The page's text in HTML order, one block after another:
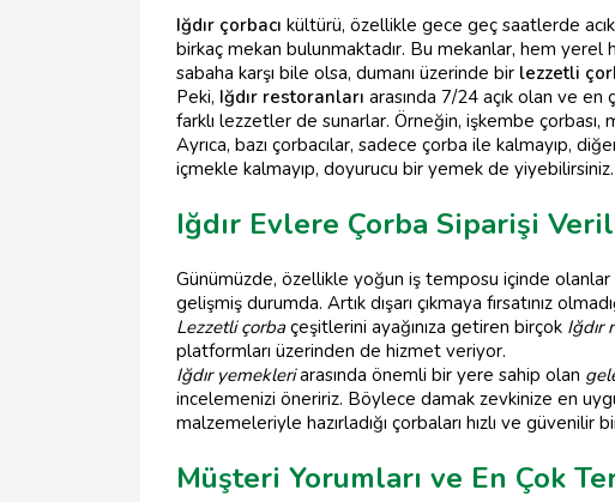
Iğdır çorbacı kültürü, özellikle gece geç saatlerde
birkaç mekan bulunmaktadır. Bu mekanlar, hem yerel
sabaha karşı bile olsa, dumanı üzerinde bir lezzetli
Peki, Iğdır restoranları arasında 7/24 açık olan ve
farklı lezzetler de sunarlar. Örneğin, işkembe çorbası,
Ayrıca, bazı çorbacılar, sadece çorba ile kalmayıp,
içmekle kalmayıp, doyurucu bir yemek de yiyebilirsiniz.
Iğdır Evlere Çorba Siparişi
Günümüzde, özellikle yoğun iş temposu içinde
gelişmiş durumda. Artık dışarı çıkmaya fırsatınız
Lezzetli çorbaçeşitlerini ayağınıza getiren birçok Iğdır
platformları üzerinden de hizmet veriyor.
Iğdır yemekleriarasında önemli bir yere sahip olan
incelemenizi öneririz. Böylece damak zevkinize en
malzemeleriyle hazırladığı çorbaları hızlı ve güvenilir
Müşteri Yorumları ve En Çok